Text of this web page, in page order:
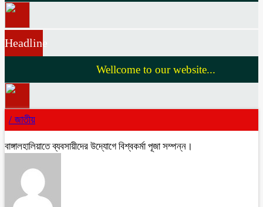
Headline
Wellcome to our website...
/ জাতীয়
বাঙ্গালহালিয়াতে ব্যবসায়ীদের উদ্যোগে বিশ্বকর্মা পূজা সম্পন্ন।